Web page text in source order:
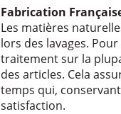
Fabri­ca­tion
Les matières
lors des lavages.
traitement sur la
des articles. Cela
temps qui,
satisfaction.